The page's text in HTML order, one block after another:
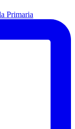
Primaria